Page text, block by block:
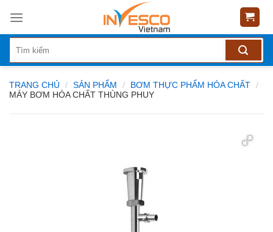
content
TRANG CHỦ / SẢN PHẨM / BƠM THỰC PHẨM HÓA CHẤT /
MÁY BƠM HÓA CHẤT THÙNG PHUY